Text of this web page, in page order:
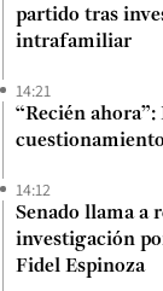
partido tras
intrafamiliar
14:21
“Recién
14:12
Senado llama a
investigación
Fidel Espinoza